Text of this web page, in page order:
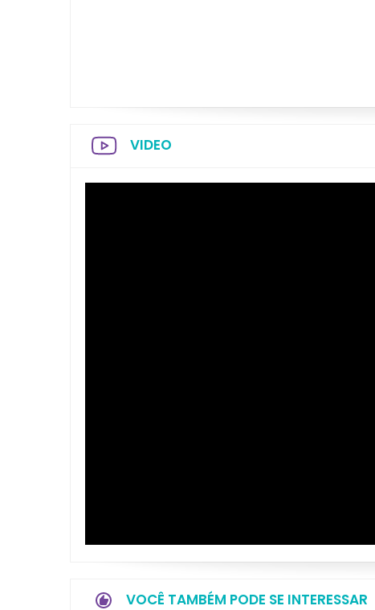
VIDEO
VOCÊ TAMBÉM PODE SE INTERESSAR